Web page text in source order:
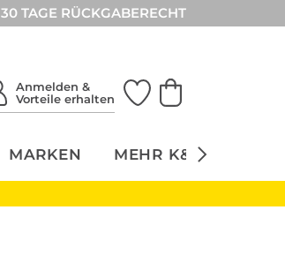
30 TAGE RÜCKGABERECHT
Anmelden &
Vorteile erhalten
MARKEN MEHR K&Ö